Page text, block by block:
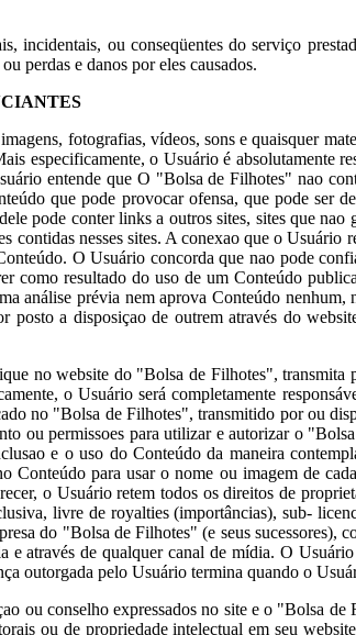
incidentais, ou conseqüentes do serviço
perdas e danos por eles causados.
fotografias, vídeos, sons e quaisquer
especificamente, o Usuário é absolutamente
entende que O "Bolsa de Filhotes" nao
que pode provocar ofensa, que pode ser
pode conter links a outros sites, sites que
contidas nesses sites. A conexao que o
O Usuário concorda que nao pode
como resultado do uso de um Conteúdo
análise prévia nem aprova Conteúdo
posto a disposiçao de outrem através do
no website do "Bolsa de Filhotes",
o Usuário será completamente
no "Bolsa de Filhotes", transmitido por ou
ou permissoes para utilizar e autorizar o
e o uso do Conteúdo da maneira
Conteúdo para usar o nome ou imagem de
o Usuário retem todos os direitos de
livre de royalties (importâncias), sub-
do "Bolsa de Filhotes" (e seus
através de qualquer canal de mídia. O
outorgada pelo Usuário termina quando o
ou conselho expressados no site e o "Bolsa
ou de propriedade intelectual em seu